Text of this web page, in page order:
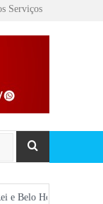
Serviços
são retomados e